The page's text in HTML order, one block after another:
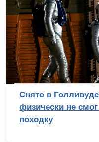
Снято в
физически не
походку